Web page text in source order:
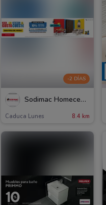
-2 DÍAS
Sodimac Homecenter
Caduca Lunes 8.4 km